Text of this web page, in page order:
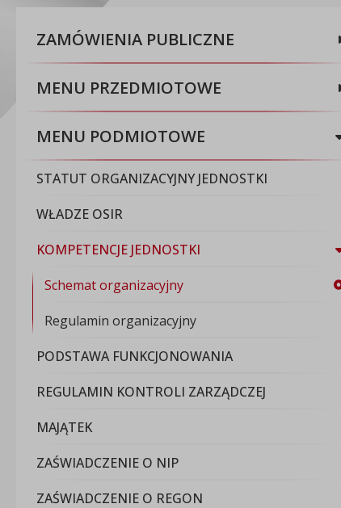
ZAMÓWIENIA PUBLICZNE
MENU PRZEDMIOTOWE
MENU PODMIOTOWE
STATUT ORGANIZACYJNY JEDNOSTKI
WŁADZE OSIR
KOMPETENCJE JEDNOSTKI
Schemat organizacyjny
Regulamin organizacyjny
PODSTAWA FUNKCJONOWANIA
REGULAMIN KONTROLI ZARZĄDCZEJ
MAJĄTEK
ZAŚWIADCZENIE O NIP
ZAŚWIADCZENIE O REGON